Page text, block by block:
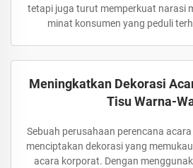
tetapi juga turut memperkuat narasi
minat konsumen yang peduli
Meningkatkan Dekorasi
Tisu Warna-
Sebuah perusahaan perencana
menciptakan dekorasi yang
acara korporat. Dengan